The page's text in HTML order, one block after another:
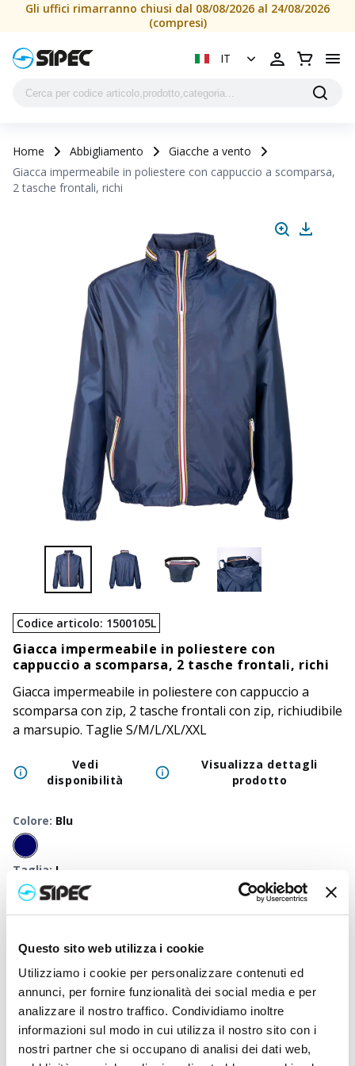
Questo sito web utilizza i cookie
Utilizziamo i cookie per personalizzare contenuti ed
annunci, per fornire funzionalità dei social media e per
analizzare il nostro traffico. Condividiamo inoltre
informazioni sul modo in cui utilizza il nostro sito con i
nostri partner che si occupano di analisi dei dati web,
Gli uffici rimarranno chiusi dal 08/08/2026 al 24/08/2026
(compresi)
IT
Home Abbigliamento
Giacche a vento
Giacca impermeabile in poliestere con cappuccio a scomparsa,
2 tasche frontali, richi
Codice articolo: 1500105L
Giacca impermeabile in poliestere con
cappuccio a scomparsa, 2 tasche frontali, richi
Giacca impermeabile in poliestere con cappuccio a
scomparsa con zip, 2 tasche frontali con zip, richiudibile
a marsupio. Taglie S/M/L/XL/XXL
Vedi
disponibilità
Visualizza dettagli
prodotto
Colore: Blu
Taglia: L
Disponibili: S
50+ 100+ 250+ 500+ 1000+ 2500
neutro
19,500€ 19,500€ 19,500
Prezzo
stampato
22,892€ 22,723€ 22,563€ 22,407€ 22,262